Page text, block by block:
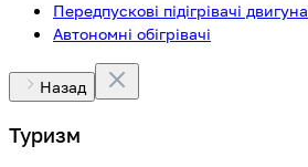
Передпускові підігрівачі двигуна
Автономні обігрівачі
Назад
Туризм